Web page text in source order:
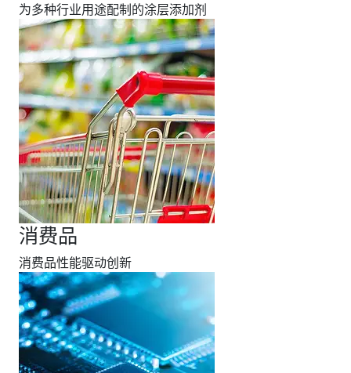
为多种行业用途配制的涂层添加剂
消费品
消费品性能驱动创新